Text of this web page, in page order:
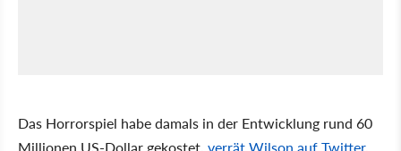
Das Horrorspiel habe damals in der Entwicklung rund 60
Millionen US-Dollar gekostet, verrät Wilson auf Twitter.